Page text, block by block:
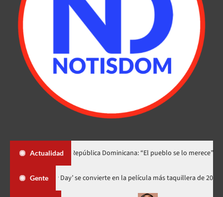
Actualidad
a República Dominicana: “El pueblo se lo merece”
Gente
‘Spider-Man: Brand New Day’ se convierte en la película más